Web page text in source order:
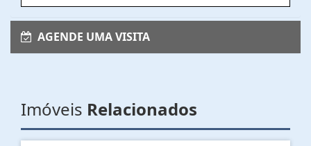
AGENDE UMA VISITA
Imóveis Relacionados